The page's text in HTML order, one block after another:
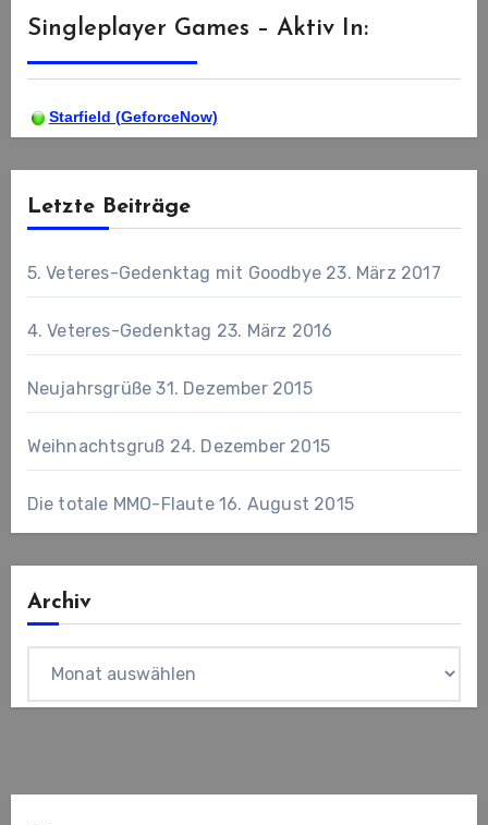
Singleplayer Games – Aktiv In:
Starfield (GeforceNow)
Letzte Beiträge
5. Veteres-Gedenktag mit Goodbye 23. März 2017
4. Veteres-Gedenktag 23. März 2016
Neujahrsgrüße 31. Dezember 2015
Weihnachtsgruß 24. Dezember 2015
Die totale MMO-Flaute 16. August 2015
Archiv